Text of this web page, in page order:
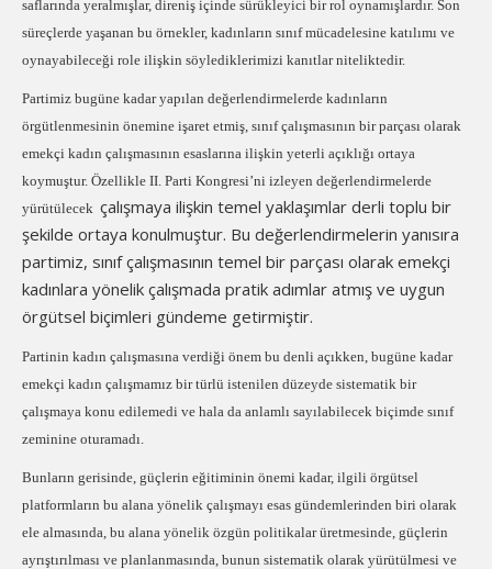
saflarında yeralmışlar, direniş içinde sürükleyici bir rol oynamışlardır. Son
süreçlerde yaşanan bu örnekler, kadınların sınıf mücadelesine katılımı ve
oynayabileceği role ilişkin söylediklerimizi kanıtlar niteliktedir.
Partimiz bugüne kadar yapılan değerlendirmelerde kadınların
örgütlenmesinin önemine işaret etmiş, sınıf çalışmasının bir parçası olarak
emekçi kadın çalışmasının esaslarına ilişkin yeterli açıklığı ortaya
koymuştur. Özellikle II. Parti Kongresi’ni izleyen değerlendirmelerde
yürütülecek çalışmaya ilişkin temel yaklaşımlar derli toplu bir
şekilde ortaya konulmuştur. Bu değerlendirmelerin yanısıra
partimiz, sınıf çalışmasının temel bir parçası olarak emekçi
kadınlara yönelik çalışmada pratik adımlar atmış ve uygun
örgütsel biçimleri gündeme getirmiştir.
Partinin kadın çalışmasına verdiği önem bu denli açıkken, bugüne kadar
emekçi kadın çalışmamız bir türlü istenilen düzeyde sistematik bir
çalışmaya konu edilemedi ve hala da anlamlı sayılabilecek biçimde sınıf
zeminine oturamadı.
Bunların gerisinde, güçlerin eğitiminin önemi kadar, ilgili örgütsel
platformların bu alana yönelik çalışmayı esas gündemlerinden biri olarak
ele almasında, bu alana yönelik özgün politikalar üretmesinde, güçlerin
ayrıştırılması ve planlanmasında, bunun sistematik olarak yürütülmesi ve